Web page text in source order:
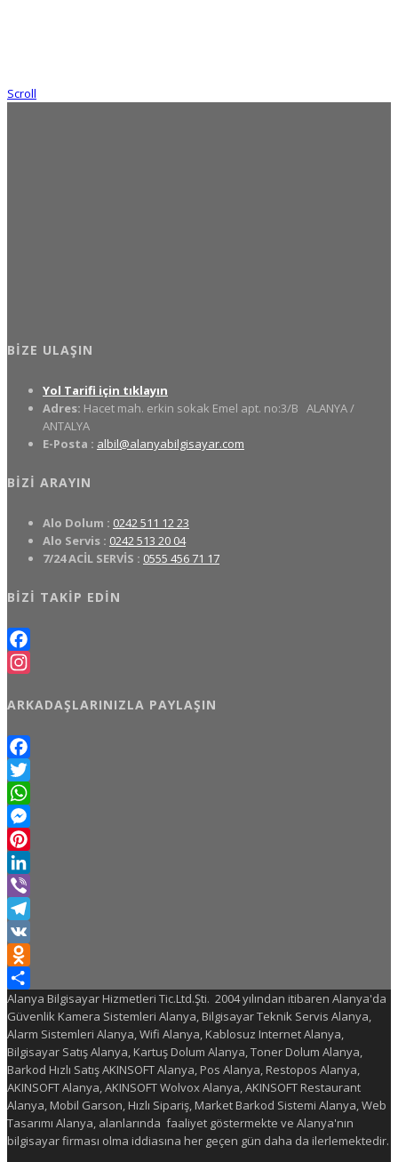
Scroll
BIZE ULAŞIN
Yol Tarifi için tıklayın
Adres: Hacet mah. erkin sokak Emel apt. no:3/B ALANYA /
ANTALYA
E-Posta : albil@alanyabilgisayar.com
BIZI ARAYIN
Alo Dolum : 0242 511 12 23
Alo Servis : 0242 513 20 04
7/24 ACİL SERVİS : 0555 456 71 17
BIZI TAKIP EDIN
Facebook
ARKADAŞLARINIZLA PAYLAŞIN
Facebook
Twitter
WhatsApp
Messenger
Pinterest
LinkedIn
Viber
Telegram
VK
Odnoklassniki
Share
Alanya Bilgisayar Hizmetleri Tic.Ltd.Şti. 2004 yılından itibaren Alanya'da
Güvenlik Kamera Sistemleri Alanya, Bilgisayar Teknik Servis Alanya,
Alarm Sistemleri Alanya, Wifi Alanya, Kablosuz Internet Alanya,
Bilgisayar Satış Alanya, Kartuş Dolum Alanya, Toner Dolum Alanya,
Barkod Hızlı Satış AKINSOFT Alanya, Pos Alanya, Restopos Alanya,
AKINSOFT Alanya, AKINSOFT Wolvox Alanya, AKINSOFT Restaurant
Alanya, Mobil Garson, Hızlı Sipariş, Market Barkod Sistemi Alanya, Web
Tasarımı Alanya, alanlarında faaliyet göstermekte ve Alanya'nın
bilgisayar firması olma iddiasına her geçen gün daha da ilerlemektedir.